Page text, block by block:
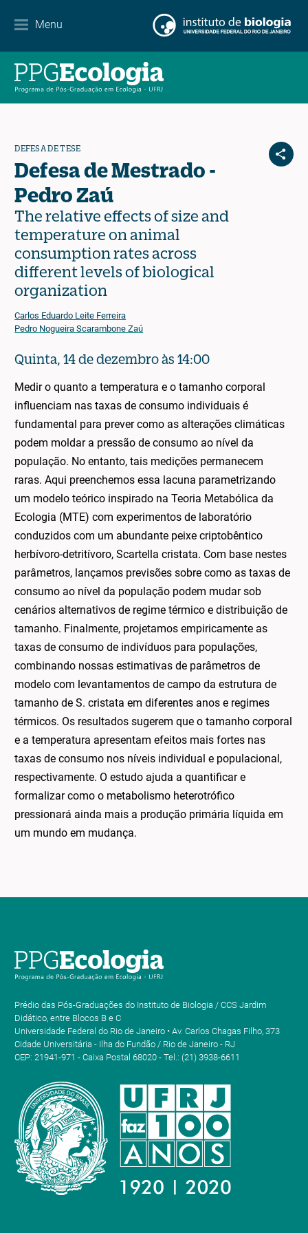
Menu
Contacto
DEFESA DE TESE
Defesa de Mestrado -
Pedro Zaú
The relative effects of size and
temperature on animal
consumption rates across
different levels of biological
organization
Carlos Eduardo Leite Ferreira
Pedro Nogueira Scarambone Zaú
Quinta, 14 de dezembro às 14:00
Medir o quanto a temperatura e o tamanho corporal
influenciam nas taxas de consumo individuais é
fundamental para prever como as alterações climáticas
podem moldar a pressão de consumo ao nível da
população. No entanto, tais medições permanecem
raras. Aqui preenchemos essa lacuna parametrizando
um modelo teórico inspirado na Teoria Metabólica da
Ecologia (MTE) com experimentos de laboratório
conduzidos com um abundante peixe criptobêntico
herbívoro-detritívoro, Scartella cristata. Com base nestes
parâmetros, lançamos previsões sobre como as taxas de
consumo ao nível da população podem mudar sob
cenários alternativos de regime térmico e distribuição de
tamanho. Finalmente, projetamos empiricamente as
taxas de consumo de indivíduos para populações,
combinando nossas estimativas de parâmetros de
modelo com levantamentos de campo da estrutura de
tamanho de S. cristata em diferentes anos e regimes
térmicos. Os resultados sugerem que o tamanho corporal
e a temperatura apresentam efeitos mais fortes nas
taxas de consumo nos níveis individual e populacional,
respectivamente. O estudo ajuda a quantificar e
formalizar como o metabolismo heterotrófico
pressionará ainda mais a produção primária líquida em
um mundo em mudança.
Prédio das Pós-Graduações do Instituto de Biologia / CCS Jardim
Didático, entre Blocos B e C
Universidade Federal do Rio de Janeiro • Av. Carlos Chagas Filho, 373
Cidade Universitária - Ilha do Fundão / Rio de Janeiro - RJ
CEP: 21941-971 - Caixa Postal 68020 - Tel.: (21) 3938-6611